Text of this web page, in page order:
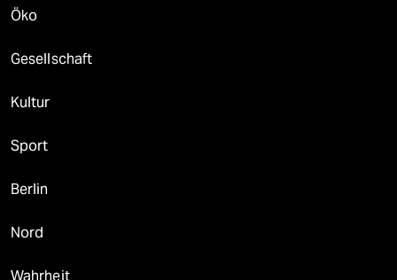
Öko
Gesellschaft
Kultur
Sport
Berlin
Nord
Wahrheit